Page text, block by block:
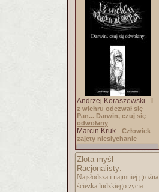
Andrzej Koraszewski - I
z wichru odezwał się
Pan... Darwin, czuj się
odwołany
Marcin Kruk - Człowiek
zajęty niesłychanie
Złota myśl
Racjonalisty:
Najsłodsza i najmniej groźna
ścieżka ludzkiego życia